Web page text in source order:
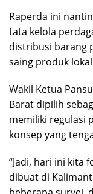
Raperda ini
tata kelola
distribusi barang
saing produk
Wakil Ketua
Barat dipilih
memiliki regulasi
konsep yang
“Jadi, hari ini kita
dibuat di